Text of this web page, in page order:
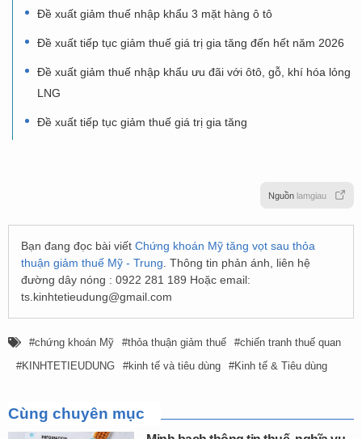
Đề xuất giảm thuế nhập khẩu 3 mặt hàng ô tô
Đề xuất tiếp tục giảm thuế giá trị gia tăng đến hết năm 2026
Đề xuất giảm thuế nhập khẩu ưu đãi với ôtô, gỗ, khí hóa lỏng
LNG
Đề xuất tiếp tục giảm thuế giá trị gia tăng
Nguồn lamgiau
Bạn đang đọc bài viết Chứng khoán Mỹ tăng vọt sau thỏa
thuận giảm thuế Mỹ - Trung. Thông tin phản ánh, liên hệ
đường dây nóng : 0922 281 189 Hoặc email:
ts.kinhtetieudung@gmail.com
chứng khoán Mỹ thỏa thuận giảm thuế
chiến tranh thuế quan
KINHTETIEUDUNG
kinh tế và tiêu dùng Kinh tế & Tiêu dùng
Cùng chuyên mục